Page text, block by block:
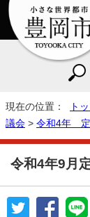
現在の位置： ト
議会 > 令和4年 定
令和4年9月